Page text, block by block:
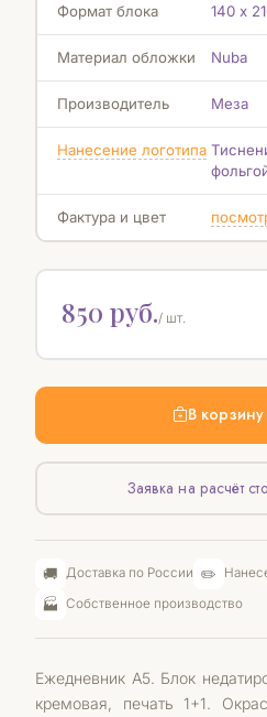
Формат блока 140 х
Материал обложки Nuba
Производитель Меза
Нанесение логотипа
Фактура и цвет
850 руб./ шт.
В корзину
Заявка на расчёт
🚚 Доставка по России ✏️
🏭 Собственное производство
Ежедневник А5. Блок
кремовая, печать 1+1.